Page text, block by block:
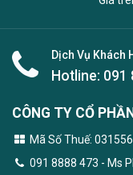
Dịch Vụ Khách
CÔNG TY CỔ
Mã Số Thuế: